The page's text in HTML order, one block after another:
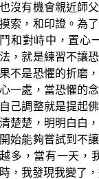
也沒有機會親近師
摸索，和印證。為
鬥和對峙中，置心
法，就是練習不讓
果不是恐懼的折磨
心一處，當恐懼的
自己調整就是提起
清楚楚，明明白白
開始能夠嘗試到不
越多，當有一天，
時，我發現我變了